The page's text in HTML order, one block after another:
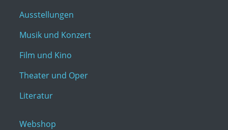
Ausstellungen
Musik und Konzert
Film und Kino
Theater und Oper
Literatur
Webshop